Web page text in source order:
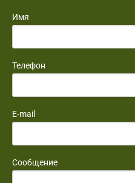
Имя
Телефон
E-mail
Сообщение